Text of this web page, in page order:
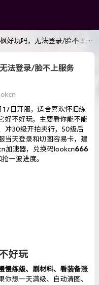
法登录/脸不上服务器用什么加速器比较好
法登录/脸不上服务
17日开服，适合喜欢怀旧练
好不好玩，主要看你能不能
冲30级开拍卖行，50级后
当天登录和切图容易卡，建
加速器，兑换码lookcn666
一波进度。
好玩
慢练级、刷材料、看装备涨
你想一天满级、自动清图、